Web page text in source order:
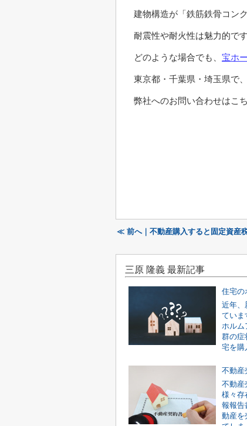
建物構造が「鉄筋鉄骨コン
耐震性や耐火性は魅力的で
どのような場合でも、 宝ホ
東京都・千葉県・埼玉県で
弊社へのお問い合わせはこ
≪ 前へ｜不動産購入すると固定資産
三原 隆義 最新記事
近年、
ていま
ホルム
群の症
宅を購
不動産
不動産
様々存
報報告
動産を